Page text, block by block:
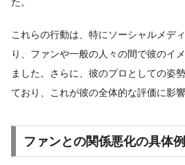
これらの行動は、特にソーシャルメデ
り、ファンや一般の人々の間で彼のイ
ました。さらに、彼のプロとしての姿
ており、これが彼の全体的な評価に影
ファンとの関係悪化の具体例